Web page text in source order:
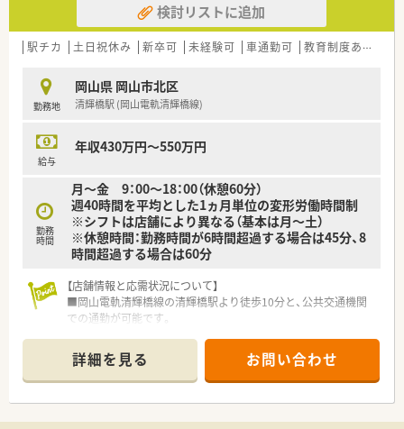
＜研修制度＞
ら実務面まで幅広く学習できます。
■配属後も月2～3回の継続研修と定期面談を実施、未経験者か
ら着実にスキルアップできる環境です。
験します。
■土日休みの働き方をご希望の方
■企業での勤務に興味のある方
■研修制度が整った環境で働きたい方
検討リストに追加
駅チカ 土日祝休み 新卒可 未経験可 車通勤可 教育制度あり
勤務地
岡山県 岡山市北区
清輝橋駅 (岡山電軌清輝橋線)
給与
年収430万円～550万円
勤務
時間
月～金 9：00～18：00（休憩60分）
週40時間を平均とした1ヵ月単位の変形労働時間制
※シフトは店舗により異なる（基本は月～土）
※休憩時間：勤務時間が6時間超過する場合は45分、8
時間超過する場合は60分
【店舗情報と応需状況について】
■岡山電軌清輝橋線の清輝橋駅より徒歩10分と、公共交通機関
での通勤が可能です。
処方箋を応需しています。
■1日の処方箋枚数は約20枚と落ち着いており、患者様一人ひと
りと丁寧に向き合えます。
【職場環境と雰囲気】
詳細を見る お問い合わせ